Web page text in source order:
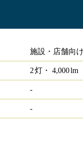
施設・店舗向
2灯・ 4,000lm
-
-